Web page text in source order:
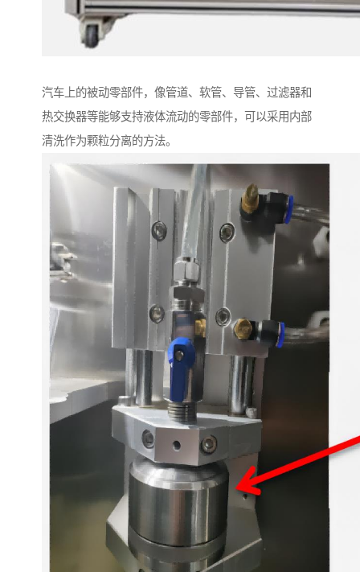
汽车上的被动零部件，像管道、软管、导管、过滤器和
热交换器等能够支持液体流动的零部件，可以采用内部
清洗作为颗粒分离的方法。